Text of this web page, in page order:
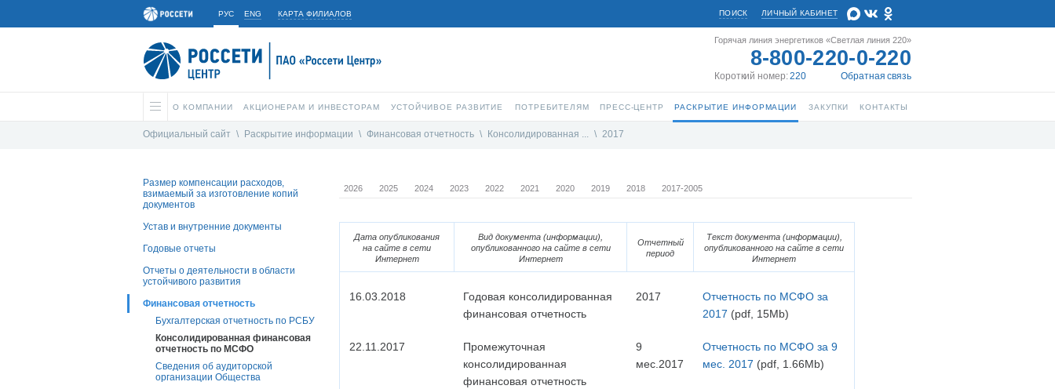
РУС ENG КАРТА ФИЛИАЛОВ ЛИЧНЫЙ КАБИНЕТ
ПОИСК
Горячая линия энергетиков «Светлая линия 220»
8-800-220-0-220
Короткий номер:220 Обратная связь
О КОМПАНИИ АКЦИОНЕРАМ И ИНВЕСТОРАМ УСТОЙЧИВОЕ РАЗВИТИЕ ПОТРЕБИТЕЛЯМ ПРЕСС-ЦЕНТР РАСКРЫТИЕ ИНФОРМАЦИИ ЗАКУПКИ КОНТАКТЫ
Официальный сайт \ Раскрытие информации \ Финансовая отчетность \ Консолидированная ... \ 2017
Размер компенсации расходов,
взимаемый за изготовление копий
документов
Устав и внутренние документы
Годовые отчеты
Отчеты о деятельности в области
устойчивого развития
Финансовая отчетность
Бухгалтерская отчетность по РСБУ
Консолидированная финансовая
отчетность по МСФО
Сведения об аудиторской
организации Общества
2026 2025 2024 2023 2022 2021 2020 2019 2018 2017-2005
Дата опубликования
на сайте в сети
Интернет
Вид документа (информации),
опубликованного на сайте в сети
Интернет
Отчетный
период
Текст документа (информации),
опубликованного на сайте в сети
Интернет
16.03.2018
Годовая консолидированная
финансовая отчетность
2017
Отчетность по МСФО за
2017 (pdf, 15Mb)
22.11.2017
Промежуточная
консолидированная
финансовая отчетность
9
мес.2017
Отчетность по МСФО за 9
мес. 2017 (pdf, 1.66Mb)